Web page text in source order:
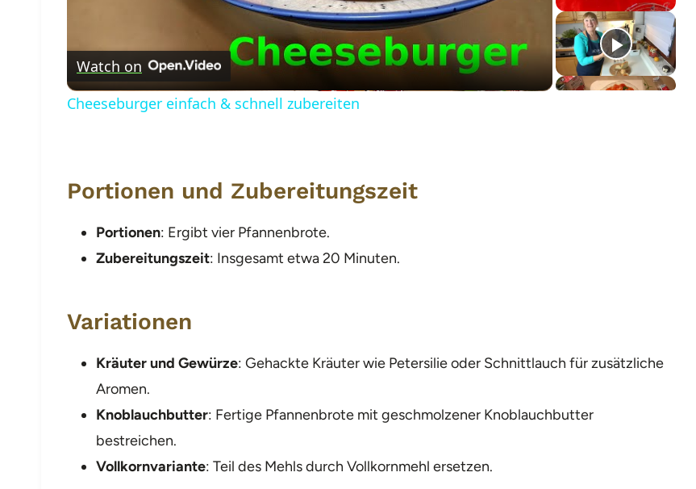
Video
Watch on
Cheeseburger einfach & schnell zubereiten
Portionen und Zubereitungszeit
Portionen: Ergibt vier Pfannenbrote.
Zubereitungszeit: Insgesamt etwa 20 Minuten.
Variationen
Kräuter und Gewürze: Gehackte Kräuter wie Petersilie oder Schnittlauch für zusätzliche
Aromen.
Knoblauchbutter: Fertige Pfannenbrote mit geschmolzener Knoblauchbutter
bestreichen.
Vollkornvariante: Teil des Mehls durch Vollkornmehl ersetzen.